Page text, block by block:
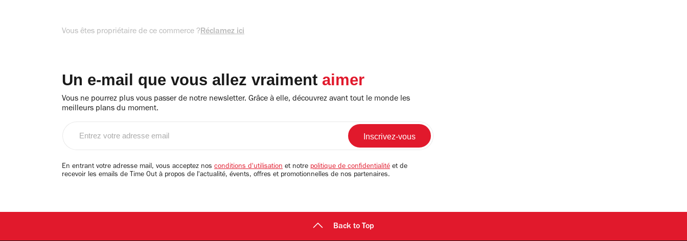
Vous êtes propriétaire de ce commerce ?Réclamez ici
Un e-mail que vous allez vraiment aimer
Vous ne pourrez plus vous passer de notre newsletter. Grâce à elle, découvrez avant tout le monde les
meilleurs plans du moment.
email
En entrant votre adresse mail, vous acceptez nos conditions d'utilisation et notre politique de confidentialité et de
recevoir les emails de Time Out à propos de l'actualité, évents, offres et promotionnelles de nos partenaires.
Back to Top